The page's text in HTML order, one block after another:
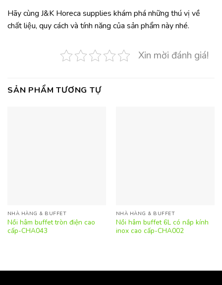
Hãy cùng J&K Horeca supplies khám phá những thú vị về
chất liệu, quy cách và tính năng của sản phẩm này nhé.
Xin mời đánh giá!
SẢN PHẨM TƯƠNG TỰ
NHÀ HÀNG & BUFFET
Nồi hâm buffet tròn điện cao
cấp-CHA043
NHÀ HÀNG & BUFFET
Nồi hâm buffet 6L có nắp kính
inox cao cấp-CHA002